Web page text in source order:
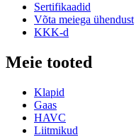
Sertifikaadid
Võta meiega ühendust
KKK-d
Meie tooted
Klapid
Gaas
HAVC
Liitmikud